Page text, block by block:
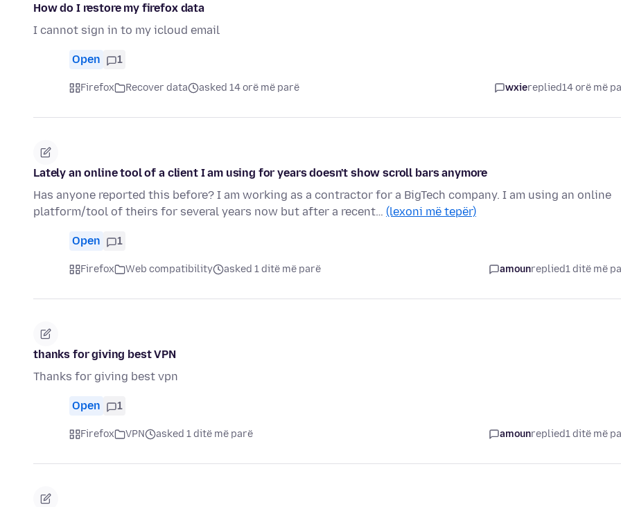
How do I restore my firefox data
I cannot sign in to my icloud email
Open 1
Firefox Recover data asked 14 orë më parë wxiereplied14 orë më
Lately an online tool of a client I am using for years doesn't show scroll bars anymore
Has anyone reported this before? I am working as a contractor for a BigTech company. I am using an online
platform/tool of theirs for several years now but after a recent… (lexoni më tepër)
Open 1
Firefox Web compatibility asked 1 ditë më parë amounreplied1 ditë më
thanks for giving best VPN
Thanks for giving best vpn
Open 1
Firefox VPN asked 1 ditë më parë amounreplied1 ditë më